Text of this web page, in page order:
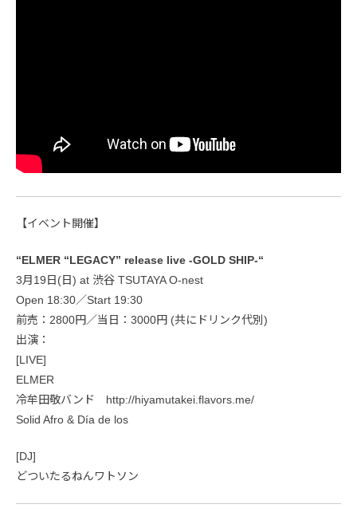
【イベント開催】
“ELMER “LEGACY” release live -GOLD SHIP-“
3月19日(日) at 渋谷 TSUTAYA O-nest
Open 18:30／Start 19:30
前売：2800円／当日：3000円 (共にドリンク代別)
出演：
[LIVE]
ELMER
冷牟田敬バンド http://hiyamutakei.flavors.me/
Solid Afro & Día de los
[DJ]
どついたるねんワトソン